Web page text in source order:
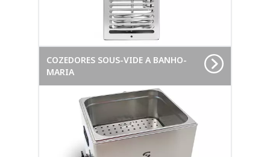
COZEDORES SOUS-VIDE A BANHO-
MARIA